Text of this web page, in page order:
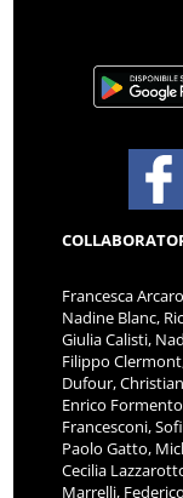
Francesca
Nadine Blanc,
Giulia Calisti,
Filippo
Dufour,
Enrico
Francesconi,
Paolo Gatto,
Cecilia
Marrelli,